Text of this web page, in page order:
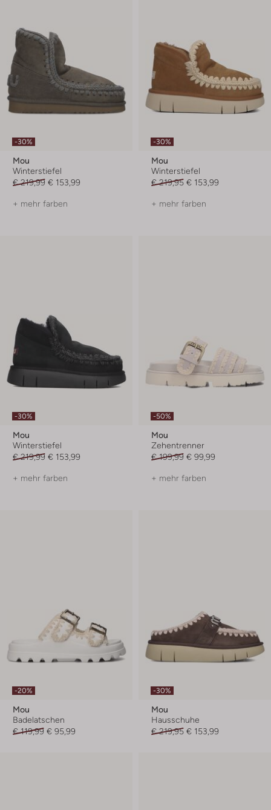
-30%
Mou
Winterstiefel
€ 219,99 € 153,99
+ mehr farben
-30%
Mou
Winterstiefel
€ 219,95 € 153,99
+ mehr farben
-30%
Mou
Winterstiefel
€ 219,99 € 153,99
+ mehr farben
-50%
Mou
Zehentrenner
€ 199,99 € 99,99
+ mehr farben
-20%
Mou
Badelatschen
€ 119,99 € 95,99
-30%
Mou
Hausschuhe
€ 219,95 € 153,99